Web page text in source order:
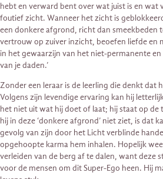
hebt en verward bent over wat juist is en wat
foutief zicht. Wanneer het zicht is
een donkere afgrond, richt dan smeekbeden
vertrouw op zuiver inzicht, beoefen liefde en
in het gewaarzijn van het niet-permanente
van je daden.’
Zonder een leraar is de leerling die denkt dat
Volgens zijn levendige ervaring kan hij
het niet uit wat hij doet of laat; hij staat op de
hij in deze ‘donkere afgrond’ niet ziet, is dat
gevolg van zijn door het Licht verblinde
opgehoopte karma hem inhalen. Hopelijk
verleiden van de berg af te dalen, want deze
voor de mensen om dit Super-Ego heen. Hij